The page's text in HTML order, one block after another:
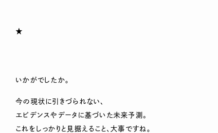
★
いかがでしたか。
今の現状に引きづられない、
エビデンスやデータに基づいた未来予測。
これをしっかりと見据えること、大事ですね。